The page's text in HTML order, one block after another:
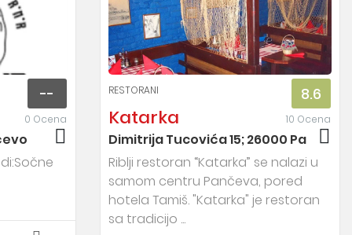
--
0 Ocena
8.6
10 Ocena
RESTORANI
Katarka
Dimitrija Tucovića 15; 26000 Pančevo
Riblji restoran “Katarka” se nalazi u
samom centru Pančeva, pored
hotela Tamiš. "Katarka" je restoran
sa tradicijo ...